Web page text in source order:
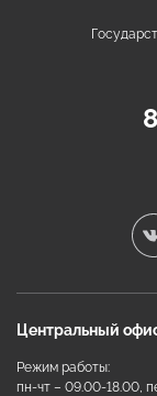
Центральный
Режим работы:
пн-чт – 09.00-18.00,